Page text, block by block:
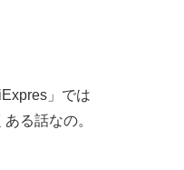
」では
る話なの。